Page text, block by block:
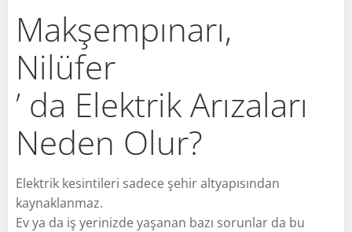
Makşempınarı,
Nilüfer
’ da Elektrik Arızaları
Neden Olur?
Elektrik kesintileri sadece şehir altyapısından
kaynaklanmaz.
Ev ya da iş yerinizde yaşanan bazı sorunlar da bu